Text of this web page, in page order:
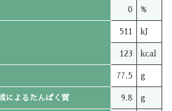
0 %
511 kJ
123 kcal
77.5 g
によるたんぱく質 9.8 g